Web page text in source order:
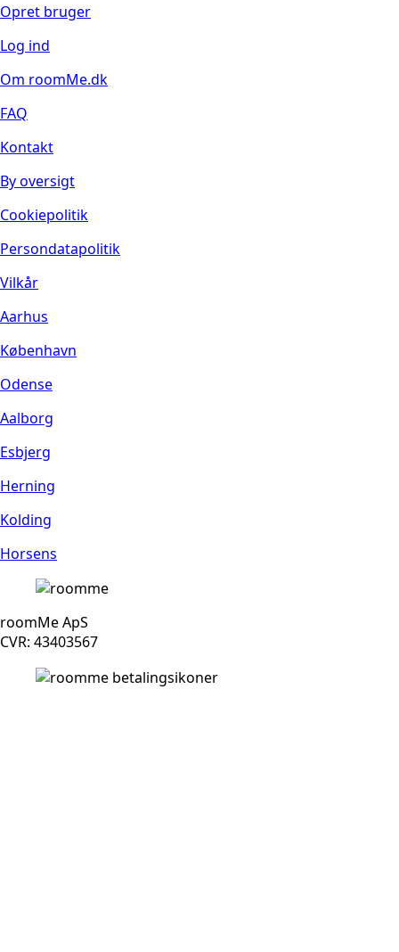
Opret bruger
Log ind
Om roomMe.dk
FAQ
Kontakt
By oversigt
Cookiepolitik
Persondatapolitik
Vilkår
Aarhus
København
Odense
Aalborg
Esbjerg
Herning
Kolding
Horsens
roomMe ApS
CVR: 43403567